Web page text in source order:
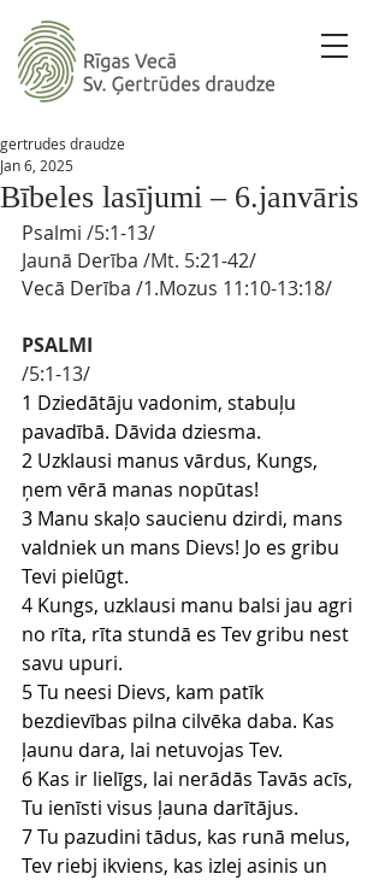
Bībeles lasījumi – 6.janvāris
gertrudes draudze
Jan 6, 2025
Psalmi /5:1-13/
Jaunā Derība /Mt. 5:21-42/
Vecā Derība /1.Mozus 11:10-13:18/
PSALMI
/5:1-13/
1 Dziedātāju vadonim, stabuļu
pavadībā. Dāvida dziesma.
2 Uzklausi manus vārdus, Kungs,
ņem vērā manas nopūtas!
3 Manu skaļo saucienu dzirdi, mans
valdniek un mans Dievs! Jo es gribu
Tevi pielūgt.
4 Kungs, uzklausi manu balsi jau agri
no rīta, rīta stundā es Tev gribu nest
savu upuri.
5 Tu neesi Dievs, kam patīk
bezdievības pilna cilvēka daba. Kas
ļaunu dara, lai netuvojas Tev.
6 Kas ir lielīgs, lai nerādās Tavās acīs,
Tu ienīsti visus ļauna darītājus.
7 Tu pazudini tādus, kas runā melus,
Tev riebj ikviens, kas izlej asinis un